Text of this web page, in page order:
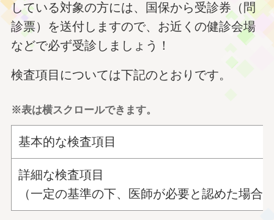
している対象の方には、国保から受診券（問
診票）を送付しますので、お近くの健診会場
などで必ず受診しましょう！
検査項目については下記のとおりです。
※表は横スクロールできます。
基本的な検査項目
詳細な検査項目
（一定の基準の下、医師が必要と認めた場合